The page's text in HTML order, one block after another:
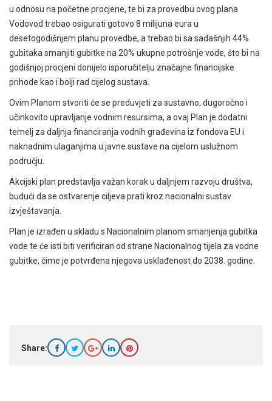
u odnosu na početne procjene, te bi za provedbu ovog plana
Vodovod trebao osigurati gotovo 8 milijuna eura u
desetogodišnjem planu provedbe, a trebao bi sa sadašnjih 44%
gubitaka smanjiti gubitke na 20% ukupne potrošnje vode, što bi na
godišnjoj procjeni donijelo isporučitelju značajne financijske
prihode kao i bolji rad cijelog sustava.
Ovim Planom stvoriti će se preduvjeti za sustavno, dugoročno i
učinkovito upravljanje vodnim resursima, a ovaj Plan je dodatni
temelj za daljnja financiranja vodnih građevina iz fondova EU i
naknadnim ulaganjima u javne sustave na cijelom uslužnom
području.
Akcijski plan predstavlja važan korak u daljnjem razvoju društva,
budući da se ostvarenje ciljeva prati kroz nacionalni sustav
izvještavanja.
Plan je izrađen u skladu s Nacionalnim planom smanjenja gubitka
vode te će isti biti verificiran od strane Nacionalnog tijela za vodne
gubitke, čime je potvrđena njegova usklađenost do 2038. godine.
Share: